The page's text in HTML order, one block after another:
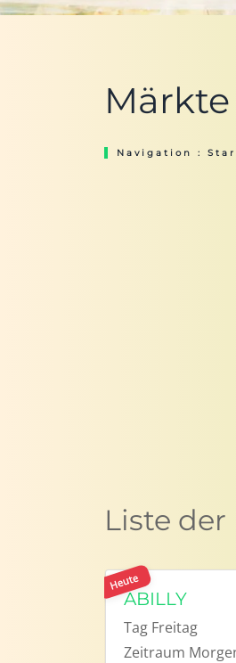
Navigation :
Liste
Heute
ABILLY
Tag Freitag
Zeitraum